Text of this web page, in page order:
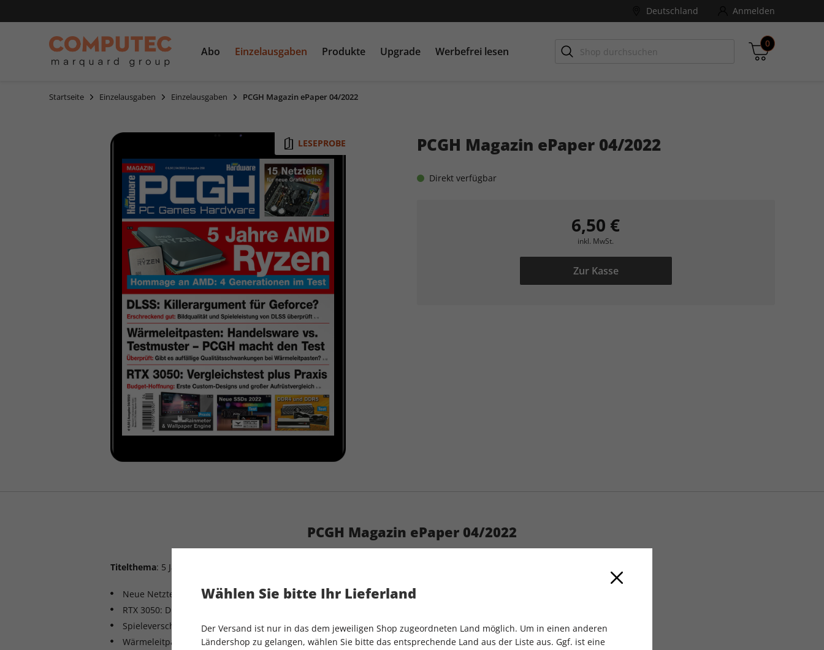
Deutschland Anmelden
Abo Einzelausgaben Produkte Upgrade Werbefrei lesen
0
Zwischensumme
inkl. MwSt., ggf. zzgl. Versandkosten
Startseite Einzelausgaben Einzelausgaben PCGH Magazin ePaper 04/2022
LESEPROBE PCGH Magazin ePaper 04/2022
Direkt verfügbar
6,50 €
inkl. MwSt.
Zur Kasse
PCGH Magazin ePaper 04/2022
Titelthema: 5 Jahre AMD Ryzen
Neue Netzteile für dicke Grafikkarten im Test
RTX 3050: Die Rettung für Spieler?
Spieleverschönerung: Was bringen DLSS und Co.?
Wärmeleitpasten: Bekommen Fachmagazine andere Muster?
Wählen Sie bitte Ihr Lieferland
Der Versand ist nur in das dem jeweiligen Shop zugeordneten Land möglich. Um in einen anderen
Ländershop zu gelangen, wählen Sie bitte das entsprechende Land aus der Liste aus. Ggf. ist eine